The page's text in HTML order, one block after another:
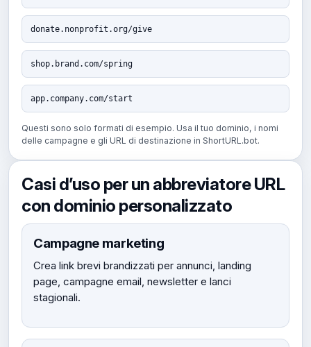
donate.nonprofit.org/give
shop.brand.com/spring
app.company.com/start
Questi sono solo formati di esempio. Usa il tuo dominio, i nomi
delle campagne e gli URL di destinazione in ShortURL.bot.
Casi d’uso per un abbreviatore URL
con dominio personalizzato
Campagne marketing
Crea link brevi brandizzati per annunci, landing
page, campagne email, newsletter e lanci
stagionali.